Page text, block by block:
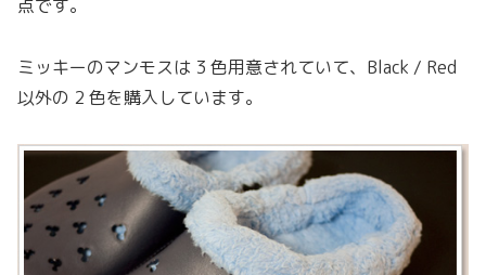
点です。
ミッキーのマンモスは 3 色用意されていて、Black / Red
以外の 2 色を購入しています。